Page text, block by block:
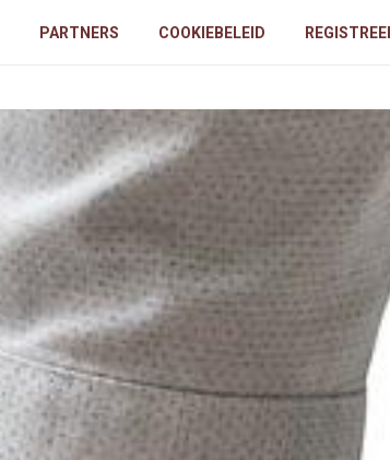
PARTNERS COOKIEBELEID